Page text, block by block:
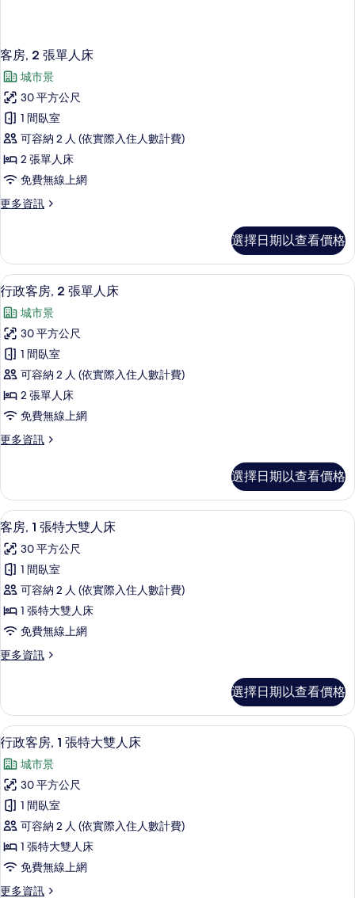
客房, 2 張單人床
城市景
30 平方公尺
1 間臥室
可容納 2 人 (依實際入住人數計費)
2 張單人床
免費無線上網
更多資訊
更
2
張
單
人
床
的
詳
情
選擇日期以查看價格
顯
示
行
政
客
房,
2
張
單
床
的
所
有
相
片
迷你吧、客房內保險箱、書桌、遮光
4
行政客房, 2 張單人床
城市景
30 平方公尺
1 間臥室
可容納 2 人 (依實際入住人數計費)
2 張單人床
免費無線上網
更多資訊
更
客
房,
2
單
人
的
詳
情
選擇日期以查看價格
顯
示
客
房,
1
張
特
大
人
床
的
所
有
相
片
迷你吧、客房內保險箱、書桌、遮光
4
客房, 1 張特大雙人床
30 平方公尺
1 間臥室
可容納 2 人 (依實際入住人數計費)
1 張特大雙人床
免費無線上網
更多資訊
更
1
張
特
大
雙
人
床
的
詳
情
選擇日期以查看價格
顯
示
行
政
客
房,
1
張
迷你吧、客房內保險箱、書桌、遮光
5
行政客房, 1 張特大雙人床
城市景
30 平方公尺
1 間臥室
可容納 2 人 (依實際入住人數計費)
1 張特大雙人床
免費無線上網
更多資訊
更